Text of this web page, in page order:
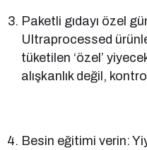
Paketli gıdayı özel
Ultraprocessed
tüketilen ‘özel’
alışkanlık değil,
Besin eğitimi verin: